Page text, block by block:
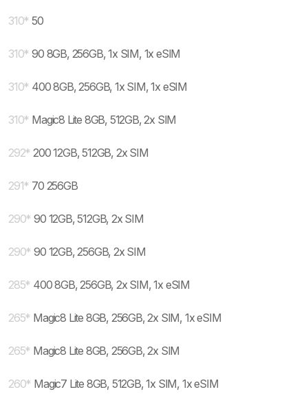
310* 50
310* 90 8GB, 256GB, 1x SIM, 1x eSIM
310* 400 8GB, 256GB, 1x SIM, 1x eSIM
310* Magic8 Lite 8GB, 512GB, 2x SIM
292* 200 12GB, 512GB, 2x SIM
291* 70 256GB
290* 90 12GB, 512GB, 2x SIM
290* 90 12GB, 256GB, 2x SIM
285* 400 8GB, 256GB, 2x SIM, 1x eSIM
265* Magic8 Lite 8GB, 256GB, 2x SIM, 1x eSIM
265* Magic8 Lite 8GB, 256GB, 2x SIM
260* Magic7 Lite 8GB, 512GB, 1x SIM, 1x eSIM